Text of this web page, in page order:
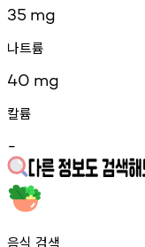
35 mg
나트륨
40 mg
칼륨
-
음식 검색